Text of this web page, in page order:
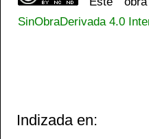
SinObraDerivada 4.0
Indizada en: